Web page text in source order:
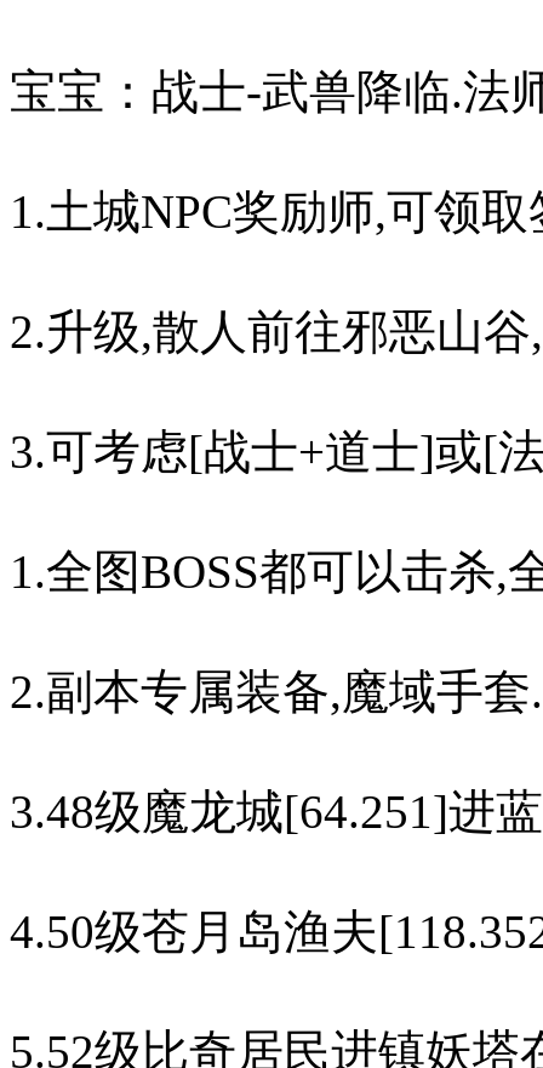
宝宝：战士-武兽降临.法
1.土城NPC奖励师,可领
2.升级,散人前往邪恶山
3.可考虑[战士+道士]或[
1.全图BOSS都可以击杀,
2.副本专属装备,魔域手
3.48级魔龙城[64.251]进
4.50级苍月岛渔夫
5.52级比奇居民进镇妖塔